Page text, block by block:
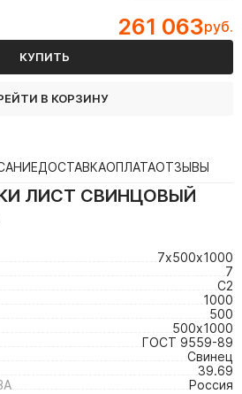
261 063руб.
КУПИТЬ
В КОРЗИНУ
ДОСТАВКАОПЛАТАОТЗЫВЫ
ЛИСТ СВИНЦОВЫЙ
7х500х1000
7
С2
1000
500
500х1000
ГОСТ 9559-89
Свинец
39.69
Россия